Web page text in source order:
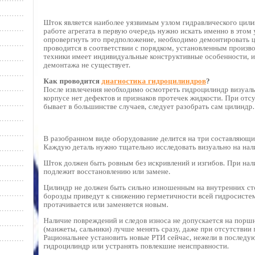
Шток является наиболее уязвимым узлом гидравлического
работе агрегата в первую очередь нужно искать именно в
опровергнуть это предположение, необходимо демонтировать
проводится в соответствии с порядком, установленным
техники имеет индивидуальные конструктивные особенности,
демонтажа не существует.
Как проводится диагностика гидроцилиндров?
После извлечения необходимо осмотреть гидроцилиндр
корпусе нет дефектов и признаков протечек жидкости. При
бывает в большинстве случаев, следует разобрать сам цилиндр.
В разобранном виде оборудование делится на три
Каждую деталь нужно тщательно исследовать визуально на
Шток должен быть ровным без искривлений и изгибов. При
подлежит восстановлению или замене.
Цилиндр не должен быть сильно изношенным на внутренних
борозды приведут к снижению герметичности всей
протачивается или заменяется новым.
Наличие повреждений и следов износа не допускается на
(манжеты, сальники) лучше менять сразу, даже при отсутствии
Рациональнее установить новые РТИ сейчас, нежели в
гидроцилиндр или устранять повлекшие неисправности.